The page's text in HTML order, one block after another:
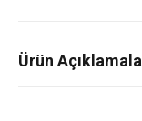
Ürün